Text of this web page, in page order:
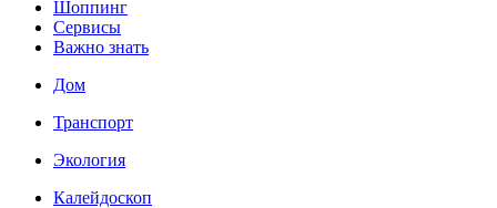
Шоппинг
Сервисы
Важно знать
Дом
Транспорт
Экология
Калейдоскоп